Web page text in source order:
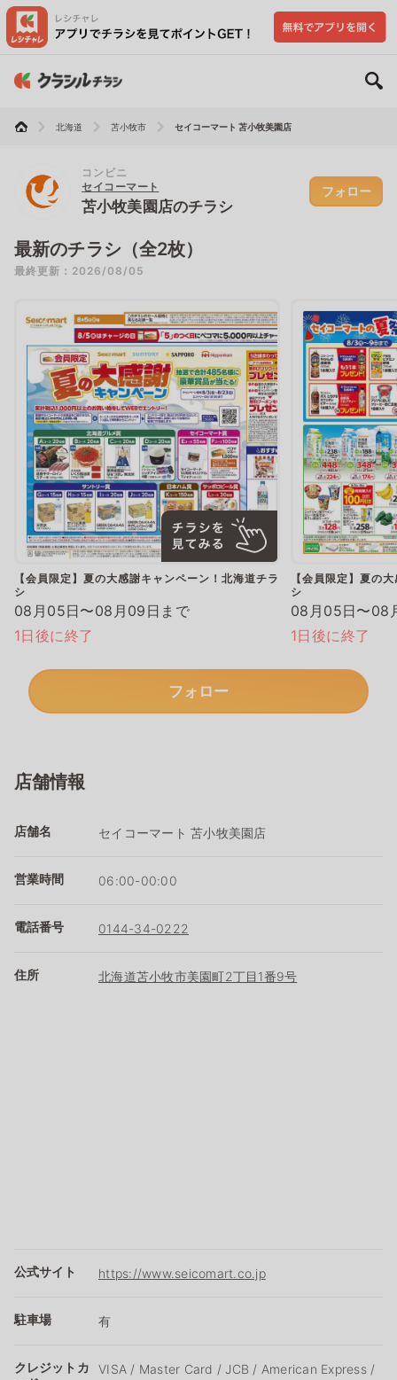
北海道 苫小牧市 セイコーマート 苫小牧美園店
コンビニ
セイコーマート
苫小牧美園店のチラシ
フォロー
最新のチラシ（全2枚）
最終更新：2026/08/05
【会員限定】夏の大感謝キャンペーン！北海道チラ
シ
08月05日〜08月09日まで
1日後に終了
【会員限定】夏の
シ
08月05日〜08
1日後に終了
フォロー
店舗情報
店舗名 セイコーマート 苫小牧美園店
営業時間 06:00-00:00
電話番号 0144-34-0222
住所 北海道苫小牧市美園町2丁目1番9号
公式サイト https://www.seicomart.co.jp
駐車場 有
クレジットカ
VISA / Master Card / JCB / American Express /